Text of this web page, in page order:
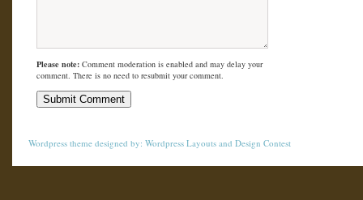
Please note: Comment moderation is enabled and may delay your
comment. There is no need to resubmit your comment.
Wordpress theme designed by: Wordpress Layouts and Design Contest